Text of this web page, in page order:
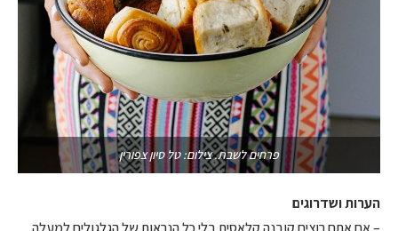
פרחים לשבת. צילום: טל סיון צפורין
הערות ושדרוגים